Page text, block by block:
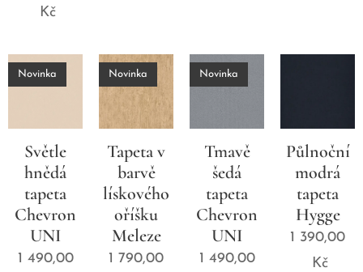
Kč
Světle
hnědá
tapeta
Chevron
UNI
Novinka
1 490,00
Tapeta v
barvě
lískového
oříšku
Meleze
Novinka
1 790,00
Tmavě
šedá
tapeta
Chevron
UNI
Novinka
1 490,00
Půlnoční
modrá
tapeta
Hygge
1 390,00
Kč